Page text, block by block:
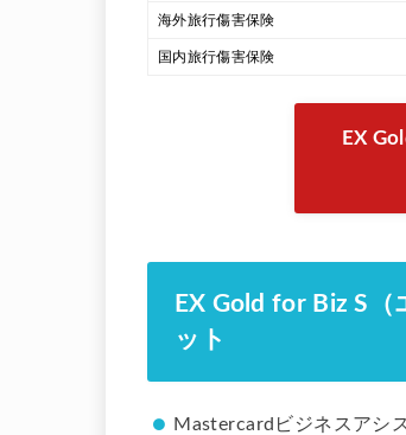
海外旅行傷害保険
国内旅行傷害保険
EX
EX Gold for Biz S
ット
Mastercardビジネスアシ